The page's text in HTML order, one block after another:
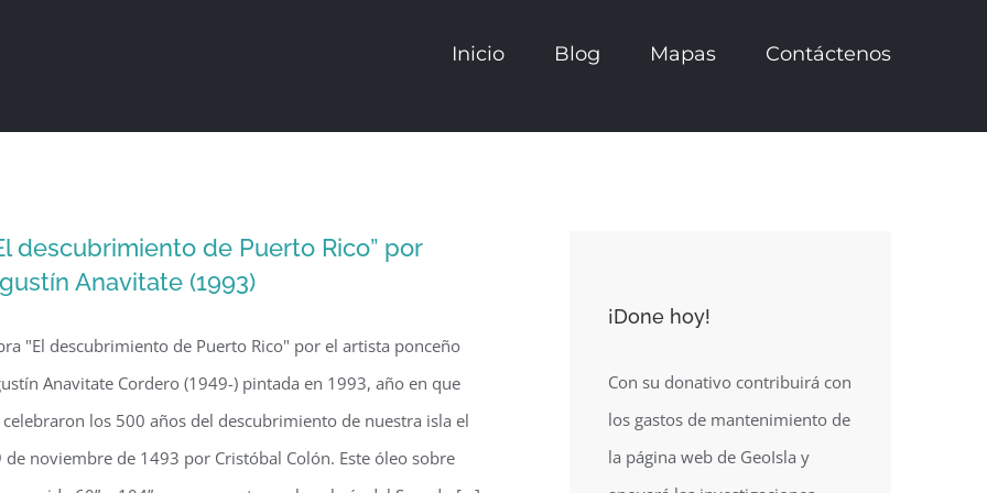
Inicio Blog Mapas Contáctenos
descubrimiento de Puerto Rico” por
Anavitate (1993)
"El descubrimiento de Puerto Rico" por el artista ponceño
Anavitate Cordero (1949-) pintada en 1993, año en que
celebraron los 500 años del descubrimiento de nuestra isla el
de noviembre de 1493 por Cristóbal Colón. Este óleo sobre
¡Done hoy!
Con su donativo contribuirá con
los gastos de mantenimiento de
la página web de GeoIsla y